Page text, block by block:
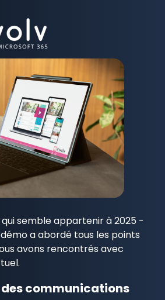
semble appartenir à 2025 -
a abordé tous les points
avons rencontrés avec
des communications